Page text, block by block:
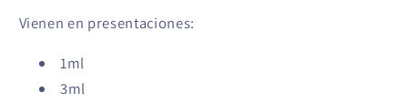
Vienen en presentaciones:
1ml
3ml